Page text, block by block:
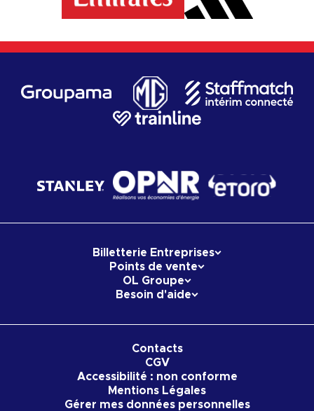
Billetterie Entreprises
Points de vente
OL Groupe
Besoin d'aide
Contacts
CGV
Accessibilité : non conforme
Mentions Légales
Gérer mes données personnelles